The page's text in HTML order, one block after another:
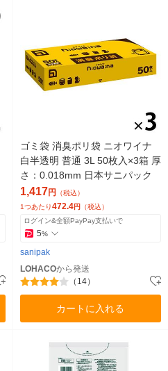
ゴミ袋 消臭ポリ袋 ニオワイナ
白半透明 普通 3L 50枚入×3箱 厚
さ：0.018mm 日本サニパック
1,417円
（税込）
1つあたり472.4円 （税込）
ログイン&全額PayPay支払いで
5%
sanipak
LOHACOから発送
（14）
カートに入れる